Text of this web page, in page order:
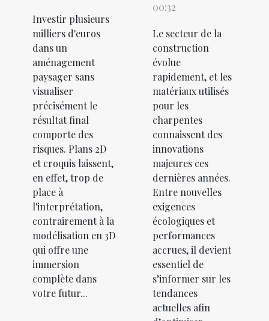
Investir plusieurs
milliers d'euros
dans un
aménagement
paysager sans
visualiser
précisément le
résultat final
comporte des
risques. Plans 2D
et croquis laissent,
en effet, trop de
place à
l'interprétation,
contrairement à la
modélisation en 3D
qui offre une
immersion
complète dans
votre futur...
00:32
Le secteur de la
construction
évolue
rapidement, et les
matériaux utilisés
pour les
charpentes
connaissent des
innovations
majeures ces
dernières années.
Entre nouvelles
exigences
écologiques et
performances
accrues, il devient
essentiel de
s’informer sur les
tendances
actuelles afin